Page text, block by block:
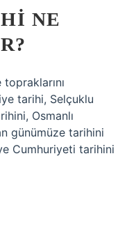
NE
topraklarını
tarihi, Selçuklu
Osmanlı
günümüze tarihini
Cumhuriyeti tarihini